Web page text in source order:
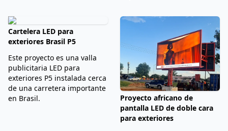
Cartelera LED para
exteriores Brasil P5
Este proyecto es una valla
publicitaria LED para
exteriores P5 instalada cerca
de una carretera importante
en Brasil.
Proyecto africano de
pantalla LED de doble cara
para exteriores